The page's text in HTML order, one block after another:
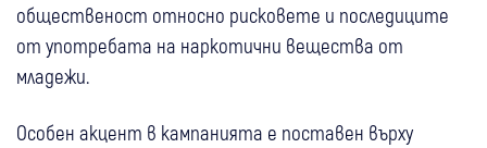
общественост относно рисковете и последиците
от употребата на наркотични вещества от
младежи.
Особен акцент в кампанията е поставен върху